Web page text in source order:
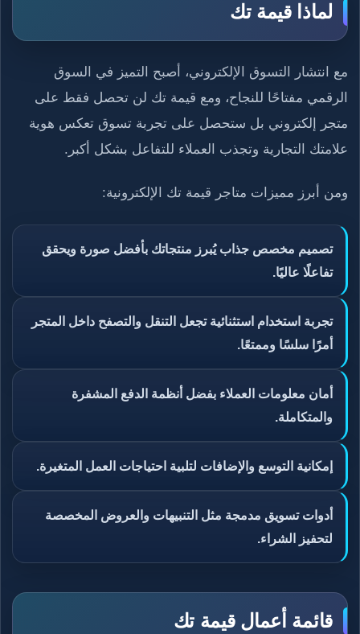
لماذا قيمة تك
مع انتشار التسوق الإلكتروني، أصبح التميز في السوق
الرقمي مفتاحًا للنجاح، ومع قيمة تك لن تحصل فقط على
متجر إلكتروني بل ستحصل على تجربة تسوق تعكس هوية
علامتك التجارية وتجذب العملاء للتفاعل بشكل أكبر.
ومن أبرز مميزات متاجر قيمة تك الإلكترونية:
تصميم مخصص جذاب يُبرز منتجاتك بأفضل صورة ويحقق
تفاعلًا عاليًا.
تجربة استخدام استثنائية تجعل التنقل والتصفح داخل المتجر
أمرًا سلسًا وممتعًا.
أمان معلومات العملاء بفضل أنظمة الدفع المشفرة
والمتكاملة.
إمكانية التوسع والإضافات لتلبية احتياجات العمل المتغيرة.
أدوات تسويق مدمجة مثل التنبيهات والعروض المخصصة
لتحفيز الشراء.
قائمة أعمال قيمة تك